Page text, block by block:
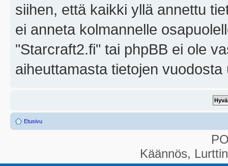
siihen, että kaikki yllä annettu
ei anneta kolmannelle
"Starcraft2.fi" tai phpBB ei ole
aiheuttamasta tietojen
Etusivu
Käännös,